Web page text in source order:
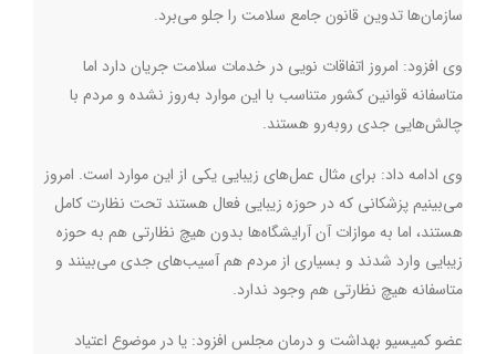
سازمان‌ها تدوین قانون جامع سلامت را جلو می‌برد.
وی افزود: امروز اتفاقات نویی در خدمات سلامت جریان دارد اما
متاسفانه قوانین کشور متناسب با این موارد به‌روز نشده و مردم با
چالش‌هایی جدی روبه‌رو هستند.
وی ادامه داد: برای مثال عمل‌های زیبایی یکی از این موارد است. امروز
می‌بینیم پزشکانی که در حوزه زیبایی فعال هستند تحت نظارت کامل
هستند، اما به موازات آن آرایشگاه‌ها بدون هیچ نظارتی هم به حوزه
زیبایی وارد شدند و بسیاری از مردم هم آسیب‌های جدی می‌بینند و
متاسفانه هیچ نظارتی هم وجود ندارد.
عضو کمیسیو بهداشت و درمان مجلس افزود:‌ یا در موضوع اعتیاد